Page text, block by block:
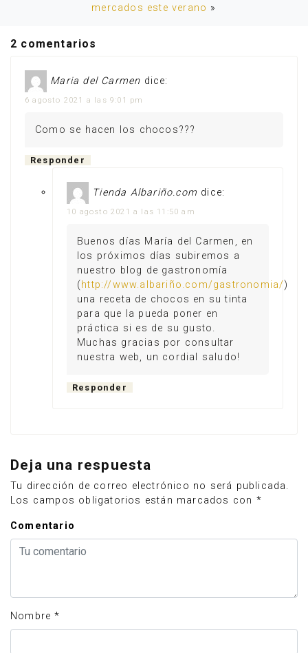
mercados este verano »
2 comentarios
Maria del Carmen dice:
6 agosto 2021 a las 9:01 pm
Como se hacen los chocos???
Responder
Tienda Albariño.com dice:
10 agosto 2021 a las 11:50 am
Buenos días María del Carmen, en
los próximos días subiremos a
nuestro blog de gastronomía
(http://www.albariño.com/gastronomia/)
una receta de chocos en su tinta
para que la pueda poner en
práctica si es de su gusto.
Muchas gracias por consultar
nuestra web, un cordial saludo!
Responder
Deja una respuesta
Tu dirección de correo electrónico no será publicada.
Los campos obligatorios están marcados con *
Comentario
Nombre *